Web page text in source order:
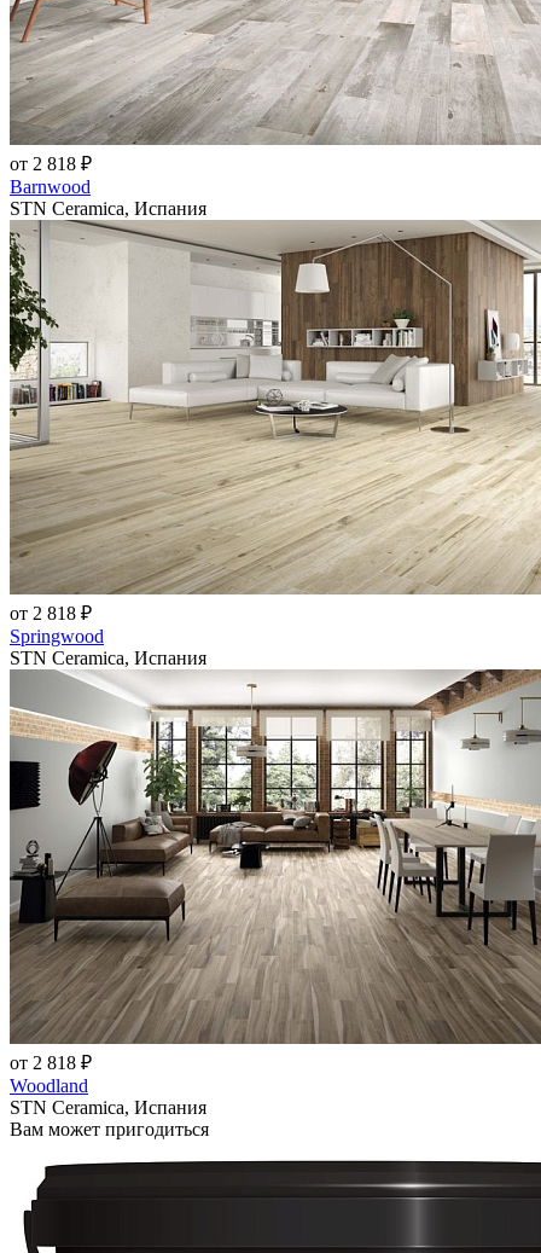
от 2 818 ₽
Barnwood
STN Ceramica, Испания
от 2 818 ₽
Springwood
STN Ceramica, Испания
от 2 818 ₽
Woodland
STN Ceramica, Испания
Вам может пригодиться